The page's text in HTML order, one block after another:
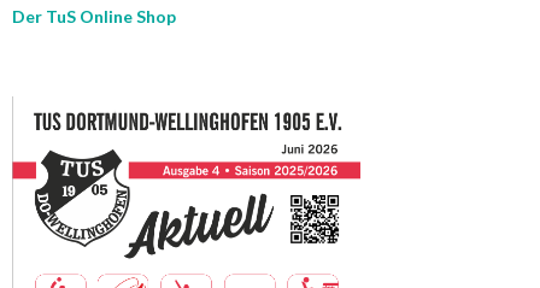
Der TuS Online Shop